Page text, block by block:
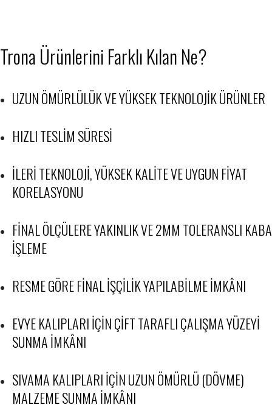
Trona Ürünlerini Farklı Kılan Ne?
UZUN ÖMÜRLÜLÜK VE YÜKSEK TEKNOLOJIK ÜRÜNLER
HIZLI TESLIM SÜRESI
İLERI TEKNOLOJI, YÜKSEK KALITE VE UYGUN FIYAT
KORELASYONU
FINAL ÖLÇÜLERE YAKINLIK VE 2MM TOLERANSLI KABA
IŞLEME
RESME GÖRE FINAL IŞÇILIK YAPILABILME IMKÂNI
EVYE KALIPLARI IÇIN ÇIFT TARAFLI ÇALIŞMA YÜZEYI
SUNMA IMKÂNI
SIVAMA KALIPLARI IÇIN UZUN ÖMÜRLÜ (DÖVME)
MALZEME SUNMA IMKÂNI